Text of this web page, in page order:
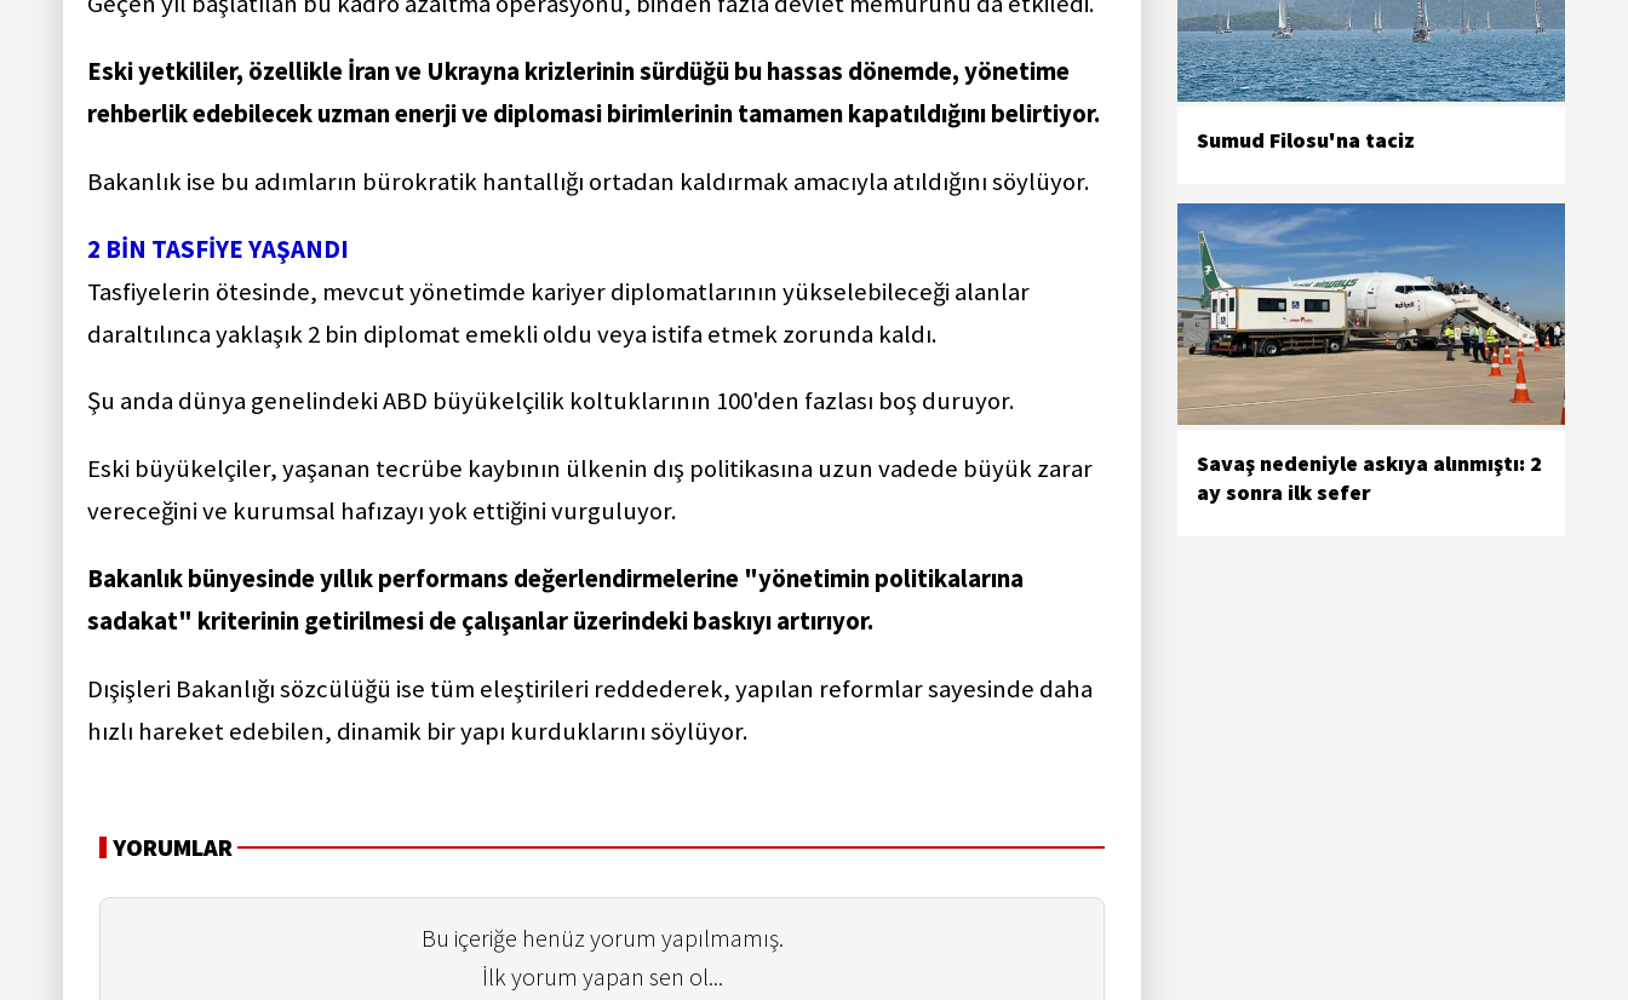
Eski yetkililer, özellikle İran ve Ukrayna krizlerinin sürdüğü bu hassas dönemde, yönetime
rehberlik edebilecek uzman enerji ve diplomasi birimlerinin tamamen kapatıldığını belirtiyor.
Bakanlık ise bu adımların bürokratik hantallığı ortadan kaldırmak amacıyla atıldığını söylüyor.
2 BİN TASFİYE YAŞANDI
Tasfiyelerin ötesinde, mevcut yönetimde kariyer diplomatlarının yükselebileceği alanlar
daraltılınca yaklaşık 2 bin diplomat emekli oldu veya istifa etmek zorunda kaldı.
Şu anda dünya genelindeki ABD büyükelçilik koltuklarının 100'den fazlası boş duruyor.
Eski büyükelçiler, yaşanan tecrübe kaybının ülkenin dış politikasına uzun vadede büyük zarar
vereceğini ve kurumsal hafızayı yok ettiğini vurguluyor.
Bakanlık bünyesinde yıllık performans değerlendirmelerine "yönetimin politikalarına
sadakat" kriterinin getirilmesi de çalışanlar üzerindeki baskıyı artırıyor.
Dışişleri Bakanlığı sözcülüğü ise tüm eleştirileri reddederek, yapılan reformlar sayesinde daha
hızlı hareket edebilen, dinamik bir yapı kurduklarını söylüyor.
YORUMLAR
Bu içeriğe henüz yorum yapılmamış.
İlk yorum yapan sen ol...
Sumud Filosu'na taciz
Savaş nedeniyle askıya alınmıştı: 2
ay sonra ilk sefer